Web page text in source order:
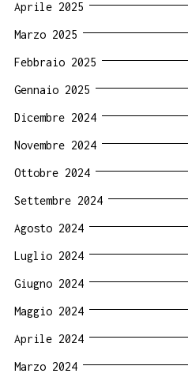
Aprile 2025
Marzo 2025
Febbraio 2025
Gennaio 2025
Dicembre 2024
Novembre 2024
Ottobre 2024
Settembre 2024
Agosto 2024
Luglio 2024
Giugno 2024
Maggio 2024
Aprile 2024
Marzo 2024